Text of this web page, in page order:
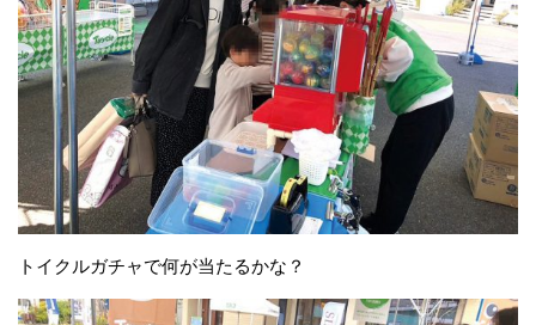
トイクルガチャで何が当たるかな？